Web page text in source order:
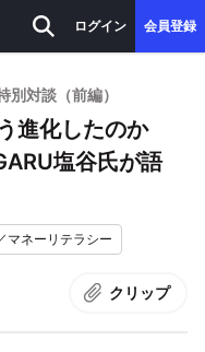
ログイン 会員登録
対談（前編）
進化したのか
塩谷氏が語
マネーリテラシー
クリップ